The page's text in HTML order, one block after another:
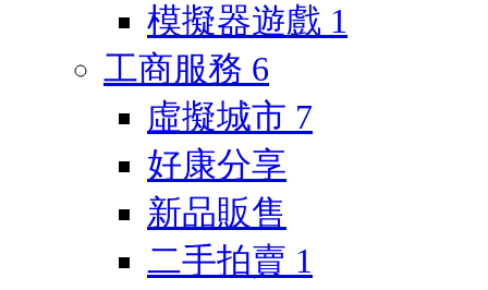
模擬器遊戲 1
工商服務 6
虛擬城市 7
好康分享
新品販售
二手拍賣 1